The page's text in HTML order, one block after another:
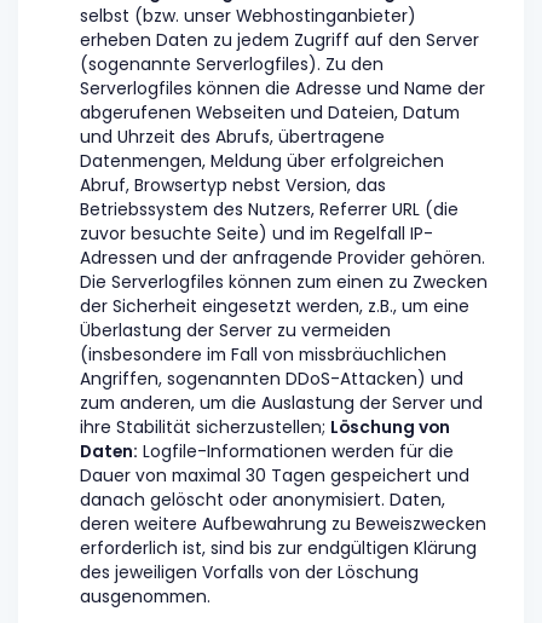
selbst (bzw. unser Webhostinganbieter)
erheben Daten zu jedem Zugriff auf den Server
(sogenannte Serverlogfiles). Zu den
Serverlogfiles können die Adresse und Name der
abgerufenen Webseiten und Dateien, Datum
und Uhrzeit des Abrufs, übertragene
Datenmengen, Meldung über erfolgreichen
Abruf, Browsertyp nebst Version, das
Betriebssystem des Nutzers, Referrer URL (die
zuvor besuchte Seite) und im Regelfall IP-
Adressen und der anfragende Provider gehören.
Die Serverlogfiles können zum einen zu Zwecken
der Sicherheit eingesetzt werden, z.B., um eine
Überlastung der Server zu vermeiden
(insbesondere im Fall von missbräuchlichen
Angriffen, sogenannten DDoS-Attacken) und
zum anderen, um die Auslastung der Server und
ihre Stabilität sicherzustellen; Löschung von
Daten: Logfile-Informationen werden für die
Dauer von maximal 30 Tagen gespeichert und
danach gelöscht oder anonymisiert. Daten,
deren weitere Aufbewahrung zu Beweiszwecken
erforderlich ist, sind bis zur endgültigen Klärung
des jeweiligen Vorfalls von der Löschung
ausgenommen.